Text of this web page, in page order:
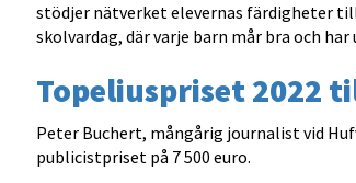
stödjer nätverket elevernas färdigheter
skolvardag, där varje barn mår bra och
Topeliuspriset 2022
Peter Buchert, mångårig journalist vid
publicistpriset på 7 500 euro.